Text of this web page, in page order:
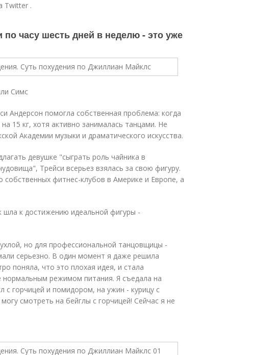
Twitter .
часу шесть дней в неделю - это уже
Симс
Андерсон помогла собственная проблема: когда
15 кг, хотя активно занималась танцами. Не
Академии музыки и драматического искусства.
девушке "сыграть роль чайника в
Трейси всерьез взялась за свою фигуру.
собственных фитнес-клубов в Америке и Европе, а
шла к достижению идеальной фигуры -
но для профессиональной танцовщицы -
серьезно. В один момент я даже решила
поняла, что это плохая идея, и стала
нормальным режимом питания. Я съедала на
с горчицей и помидором, на ужин - курицу с
смотреть на бейглы с горчицей! Сейчас я не